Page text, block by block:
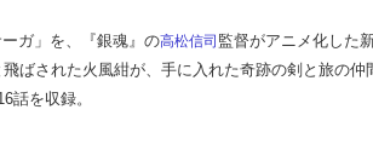
ガ」を、『銀魂』の高松信司 監督がアニメ化した
ばされた火風紺が、手に入れた奇跡の剣と旅の仲
話を収録。